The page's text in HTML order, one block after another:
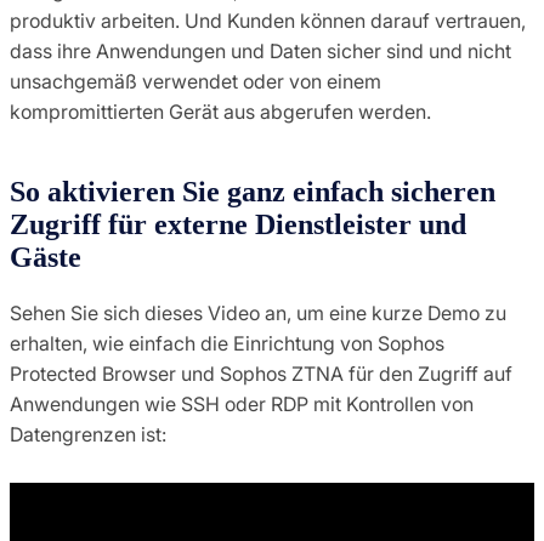
produktiv arbeiten. Und Kunden können darauf vertrauen,
dass ihre Anwendungen und Daten sicher sind und nicht
unsachgemäß verwendet oder von einem
kompromittierten Gerät aus abgerufen werden.
So aktivieren Sie ganz einfach sicheren
Zugriff für externe Dienstleister und
Gäste
Sehen Sie sich dieses Video an, um eine kurze Demo zu
erhalten, wie einfach die Einrichtung von Sophos
Protected Browser und Sophos ZTNA für den Zugriff auf
Anwendungen wie SSH oder RDP mit Kontrollen von
Datengrenzen ist: